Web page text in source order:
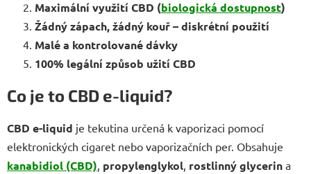
Maximální využití CBD (biologická dostupnost)
Žádný zápach, žádný kouř – diskrétní použití
Malé a kontrolované dávky
100% legální způsob užití CBD
Co je to CBD e-liquid?
CBD e-liquid je tekutina určená k vaporizaci pomocí
elektronických cigaret nebo vaporizačních per. Obsahuje
kanabidiol (CBD), propylenglykol, rostlinný glycerin a